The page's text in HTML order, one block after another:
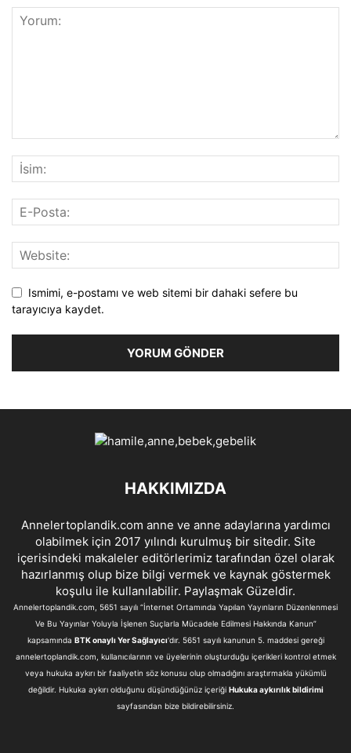
Ismimi, e-postamı ve web sitemi bir dahaki sefere bu
tarayıcıya kaydet.
HAKKIMIZDA
Annelertoplandik.com anne ve anne adaylarına yardımcı
olabilmek için 2017 yılındı kurulmuş bir sitedir. Site
içerisindeki makaleler editörlerimiz tarafından özel olarak
hazırlanmış olup bize bilgi vermek ve kaynak göstermek
koşulu ile kullanılabilir. Paylaşmak Güzeldir.
Annelertoplandik.com, 5651 sayılı “İnternet Ortamında Yapılan Yayınların Düzenlenmesi
Ve Bu Yayınlar Yoluyla İşlenen Suçlarla Mücadele Edilmesi Hakkında Kanun”
kapsamında BTK onaylı Yer Sağlayıcı'dır. 5651 sayılı kanunun 5. maddesi gereği
annelertoplandik.com, kullanıcılarının ve üyelerinin oluşturduğu içerikleri kontrol etmek
veya hukuka aykırı bir faaliyetin söz konusu olup olmadığını araştırmakla yükümlü
değildir. Hukuka aykırı olduğunu düşündüğünüz içeriği Hukuka aykırılık bildirimi
sayfasından bize bildirebilirsiniz.